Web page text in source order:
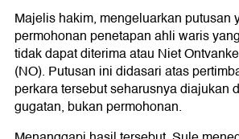
Majelis hakim, mengeluarkan putusan
permohonan penetapan ahli waris
tidak dapat diterima atau Niet
(NO). Putusan ini didasari atas
perkara tersebut seharusnya diajukan
gugatan, bukan permohonan.